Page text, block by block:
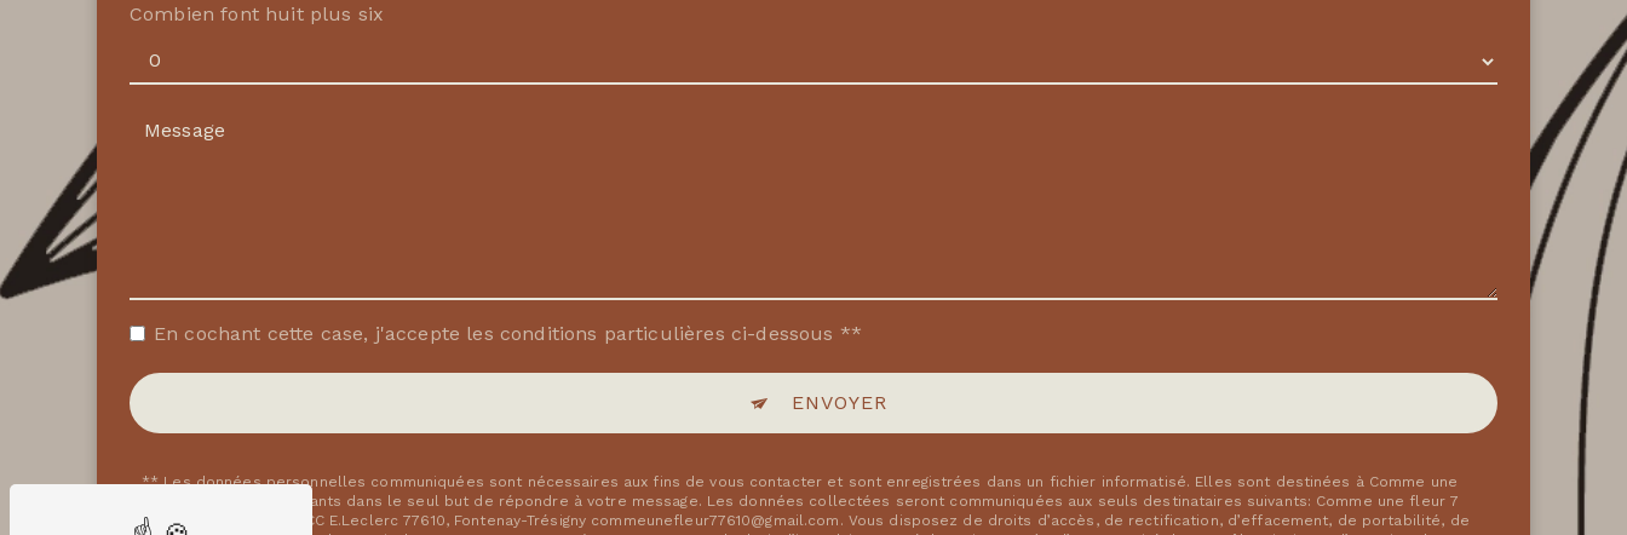
Combien font huit plus six
En cochant cette case, j'accepte les conditions particulières ci-dessous **
ENVOYER
** Les données personnelles communiquées sont nécessaires aux fins de vous contacter et sont enregistrées dans un fichier informatisé. Elles sont destinées à Comme une
fleur et ses sous-traitants dans le seul but de répondre à votre message. Les données collectées seront communiquées aux seuls destinataires suivants: Comme une fleur 7
rue Marguerite Perey, CC E.Leclerc 77610, Fontenay-Trésigny commeunefleur77610@gmail.com. Vous disposez de droits d’accès, de rectification, d’effacement, de portabilité, de